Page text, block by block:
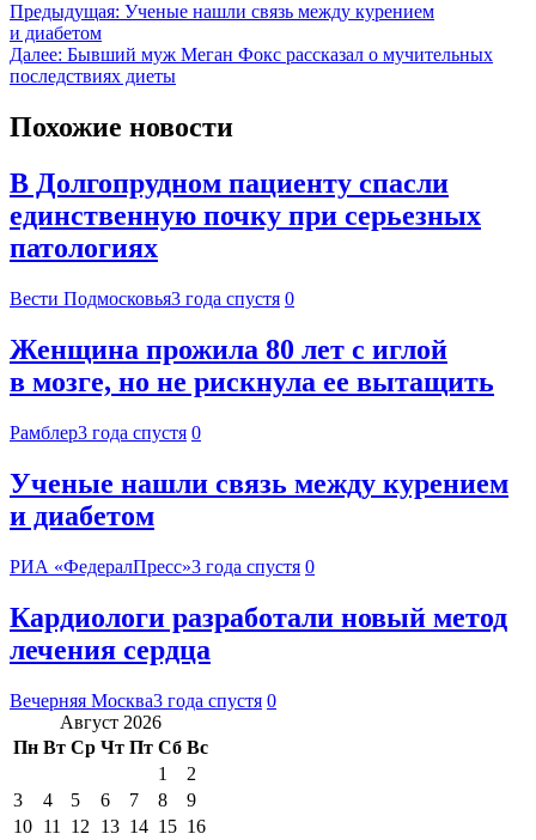
Предыдущая: Ученые нашли связь между курением
и диабетом
Далее: Бывший муж Меган Фокс рассказал о мучительных
последствиях диеты
Похожие новости
В Долгопрудном пациенту спасли
единственную почку при серьезных
патологиях
Вести Подмосковья3 года спустя 0
Женщина прожила 80 лет с иглой
в мозге, но не рискнула ее вытащить
Рамблер3 года спустя 0
Ученые нашли связь между курением
и диабетом
РИА «ФедералПресс»3 года спустя 0
Кардиологи разработали новый метод
лечения сердца
Вечерняя Москва3 года спустя 0
Август 2026
Пн Вт Ср Чт Пт Сб Вс
1
2
3
4 5 6 7 8
9
10 11 12 13 14 15 16